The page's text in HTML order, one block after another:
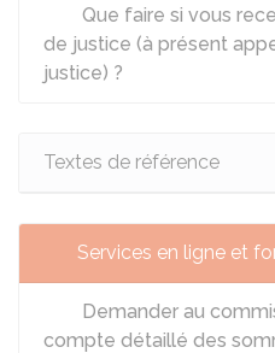
Que faire si vous
de justice (à présent
justice) ?
Textes de référence
Services en ligne et
Demander au
compte détaillé des